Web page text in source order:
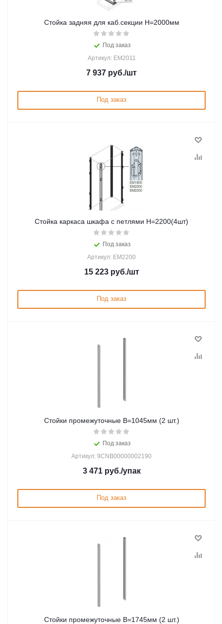
Стойка задняя для каб.секции H=2000мм
Под заказ
Артикул: EM2011
7 937 руб./шт
Под заказ
Стойка каркаса шкафа с петлями H=2200(4шт)
Под заказ
Артикул: EM2200
15 223руб./шт
Под заказ
Стойки промежуточные В=1045мм (2 шт.)
Под заказ
Артикул: 9CNB00000002190
3 471руб./упак
Под заказ
Стойки промежуточные В=1745мм (2 шт.)